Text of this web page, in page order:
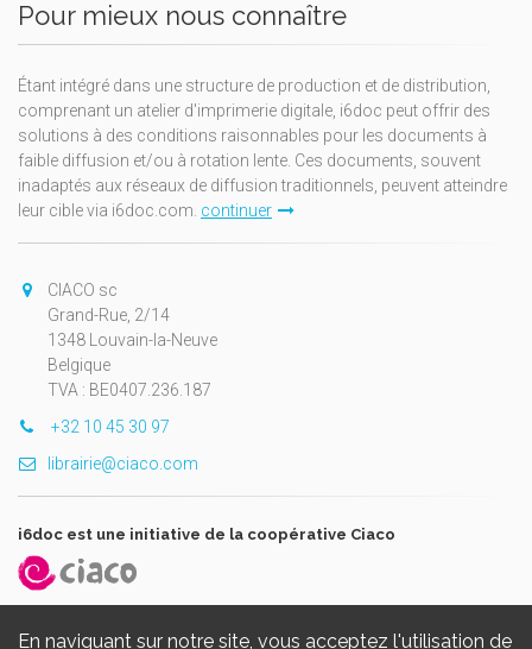
En naviguant sur notre site, vous acceptez l'utilisation de
Pour mieux nous connaître
Étant intégré dans une structure de production et de distribution,
comprenant un atelier d'imprimerie digitale, i6doc peut offrir des
solutions à des conditions raisonnables pour les documents à
faible diffusion et/ou à rotation lente. Ces documents, souvent
inadaptés aux réseaux de diffusion traditionnels, peuvent atteindre
leur cible via i6doc.com. continuer
CIACO sc
Grand-Rue, 2/14
1348 Louvain-la-Neuve
Belgique
TVA : BE0407.236.187
+32 10 45 30 97
librairie@ciaco.com
i6doc est une initiative de la coopérative Ciaco